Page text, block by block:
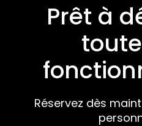
Prêt à
Réservez dès